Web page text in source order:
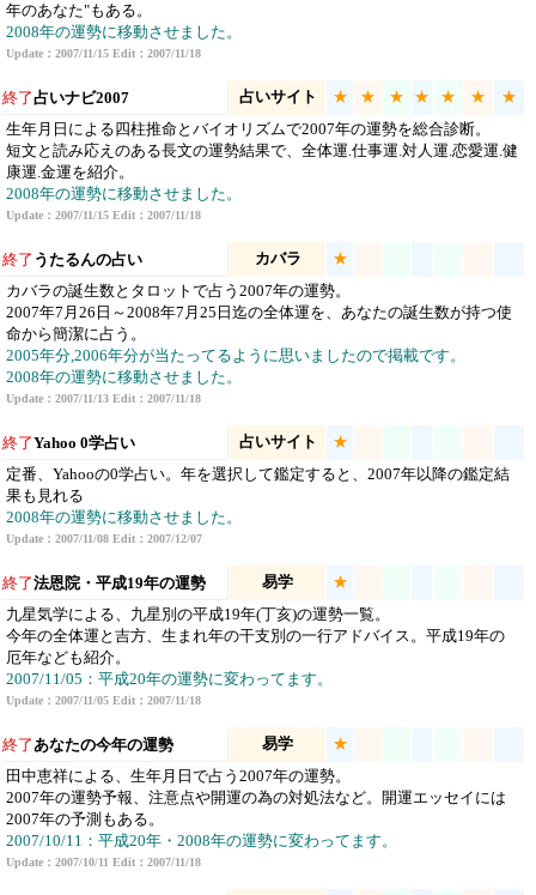
年のあなた"もある。
2008年の運勢に移動させました。
Update：2007/11/15 Edit：2007/11/18
終了占いナビ2007 占いサイト ★ ★ ★ ★ ★ ★
★
生年月日による四柱推命とバイオリズムで2007年の運勢を総合診断。
短文と読み応えのある長文の運勢結果で、全体運.仕事運.対人運.恋愛運.健
康運.金運を紹介。
2008年の運勢に移動させました。
Update：2007/11/15 Edit：2007/11/18
終了 うたるんの占い カバラ
★
カバラの誕生数とタロットで占う2007年の運勢。
2007年7月26日～2008年7月25日迄の全体運を、あなたの誕生数が持つ使
命から簡潔に占う。
2005年分,2006年分が当たってるように思いましたので掲載です。
2008年の運勢に移動させました。
Update：2007/11/13 Edit：2007/11/18
終了Yahoo 0学占い 占いサイト
★
定番、Yahooの0学占い。年を選択して鑑定すると、2007年以降の鑑定結
果も見れる
2008年の運勢に移動させました。
Update：2007/11/08 Edit：2007/12/07
終了法恩院・平成19年の運勢 易学
★
九星気学による、九星別の平成19年(丁亥)の運勢一覧。
今年の全体運と吉方、生まれ年の干支別の一行アドバイス。平成19年の
厄年なども紹介。
2007/11/05：平成20年の運勢に変わってます。
Update：2007/11/05 Edit：2007/11/18
終了あなたの今年の運勢 易学
★
田中恵祥による、生年月日で占う2007年の運勢。
2007年の運勢予報、注意点や開運の為の対処法など。開運エッセイには
2007年の予測もある。
2007/10/11：平成20年・2008年の運勢に変わってます。
Update：2007/10/11 Edit：2007/11/18